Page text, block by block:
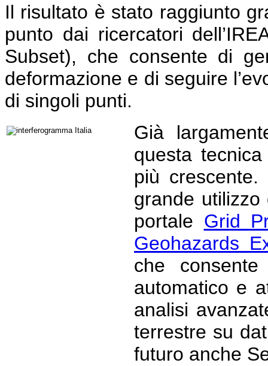
Il risultato è stato raggiunto
punto dai ricercatori
Subset), che consente di
deformazione e di seguire
di singoli punti.
Già
questa
più
grande
portale Grid
Geohazards
che
automatico e
analisi
terrestre su
futuro anche